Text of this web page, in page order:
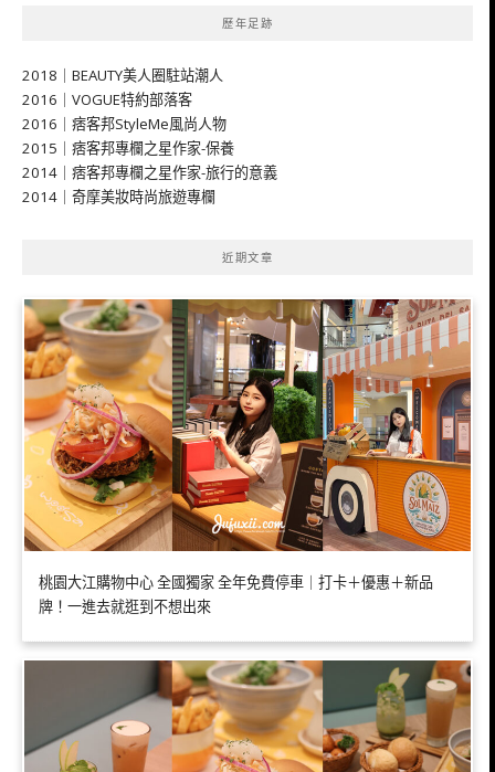
歷年足跡
2018｜BEAUTY美人圈駐站潮人
2016｜VOGUE特約部落客
2016｜痞客邦StyleMe風尚人物
2015｜痞客邦專欄之星作家-保養
2014｜痞客邦專欄之星作家-旅行的意義
2014｜奇摩美妝時尚旅遊專欄
近期文章
桃園大江購物中心 全國獨家 全年免費停車｜打卡＋優惠＋新品
牌！一進去就逛到不想出來